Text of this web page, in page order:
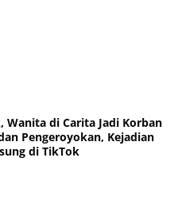
Wanita di Carita Jadi Korban
Pengeroyokan, Kejadian
di TikTok